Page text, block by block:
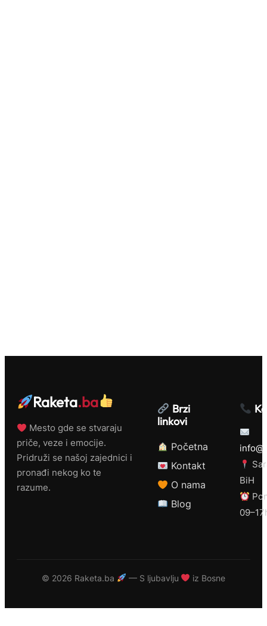
Raketa.ba
Mesto gde se stvaraju
priče, veze i emocije.
Pridruži se našoj zajednici i
pronađi nekog ko te
razume.
Brzi
linkovi
Početna
Kontakt
O nama
Blog
BiH
© 2026 Raketa.ba — S ljubavlju iz Bosne